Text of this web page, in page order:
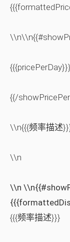
{{{pricePerDay}}}
{{/
\\n{{{频率描述
\\n
\\n
{{{频率描述}}}